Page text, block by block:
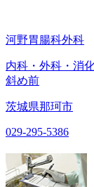
河野胃腸科外科
内科・外科・消
斜め前
茨城県那珂市
029-295-5386